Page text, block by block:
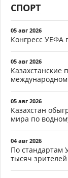
СПОРТ
05 авг 2026
Конгресс УЕФА
05 авг 2026
Казахстанские
05 авг 2026
Казахстан
мира по
04 авг 2026
По стандартам
тысяч зрителей